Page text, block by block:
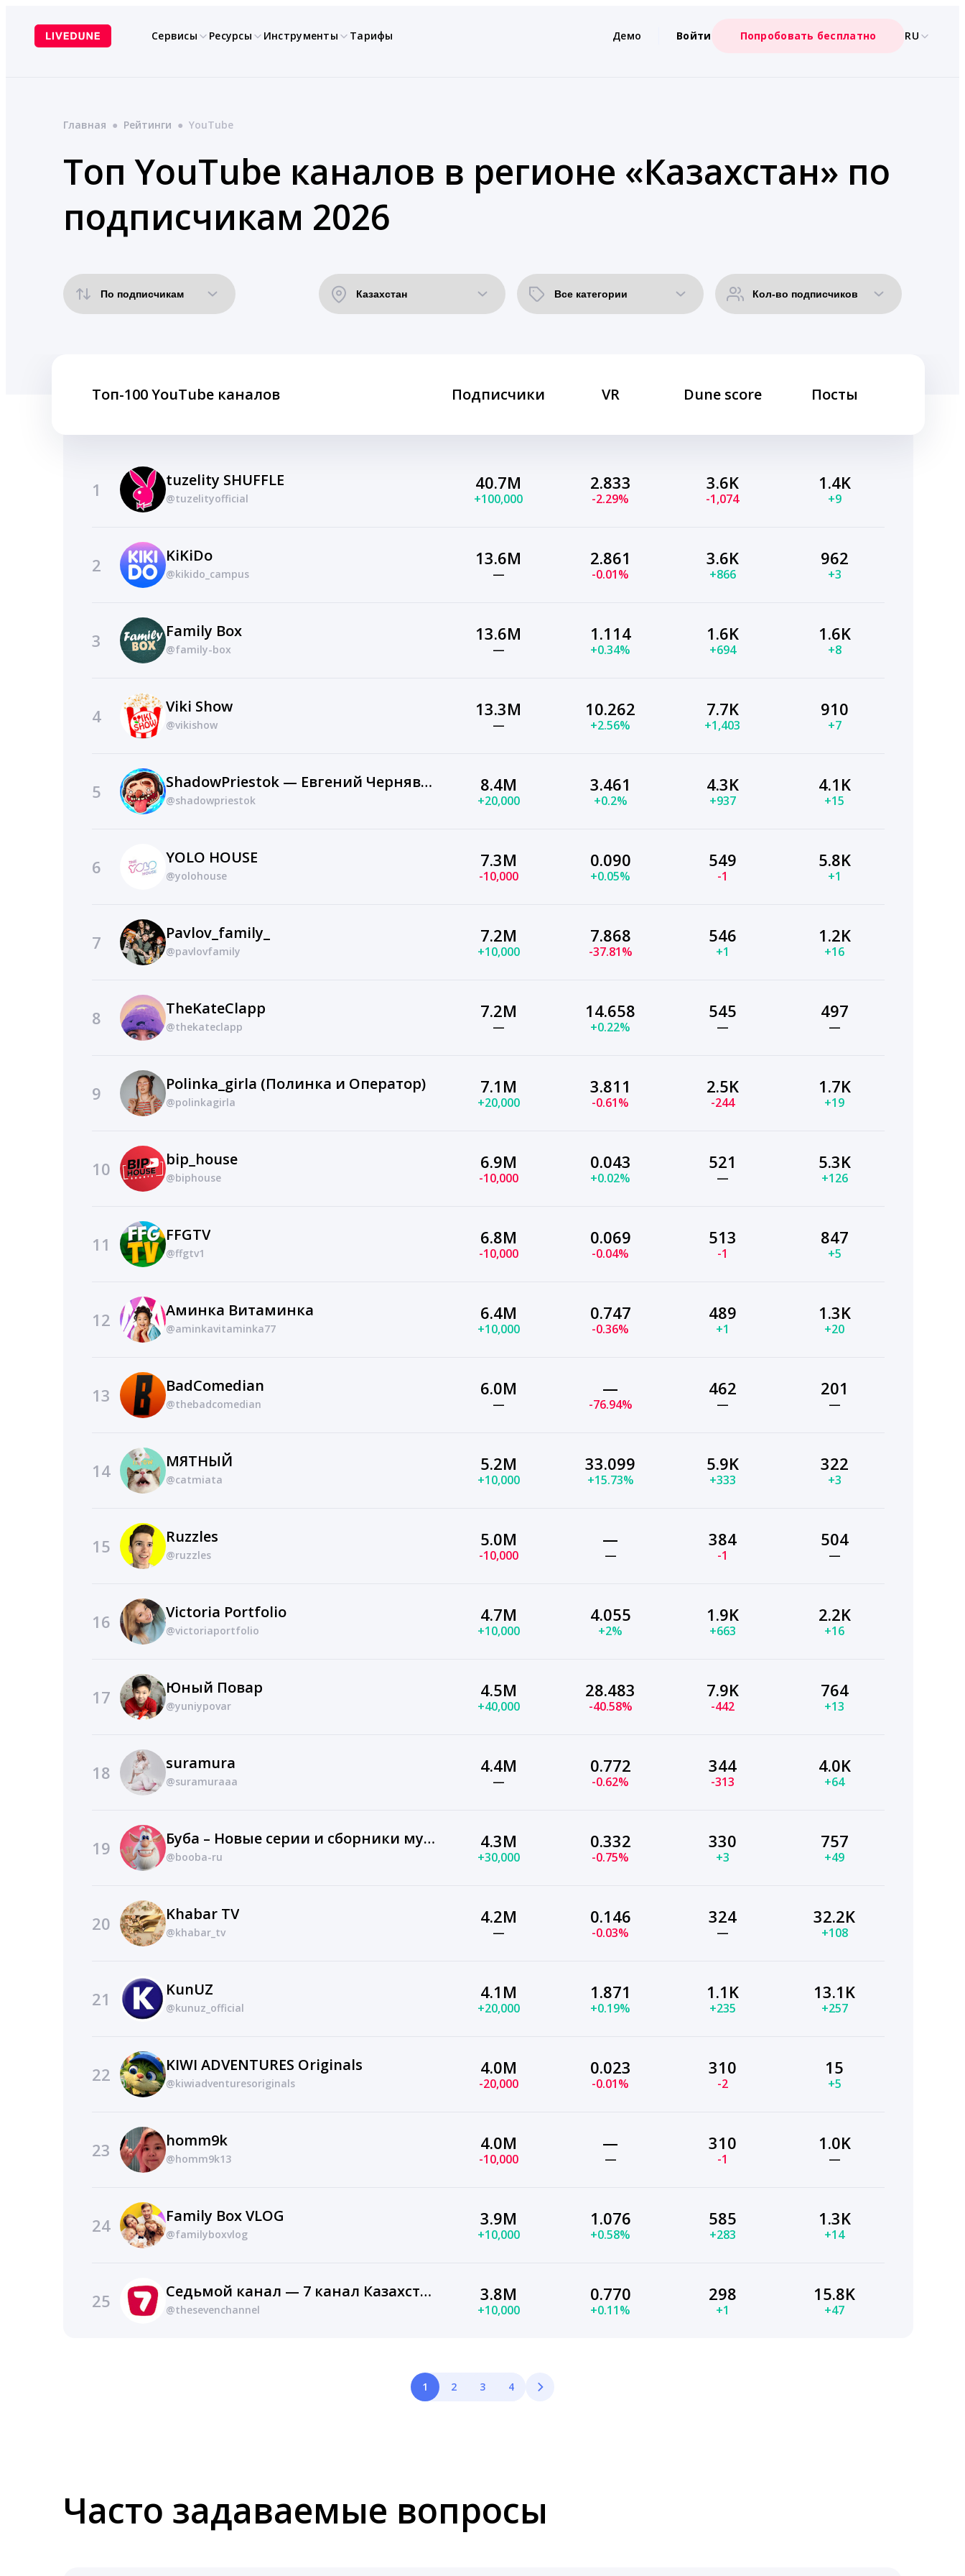
содержимому
Сервисы Ресурсы Инструменты Тарифы Демо Войти Попробовать бесплатно RU
Главная ● Рейтинги ● YouTube
Топ YouTube каналов в регионе «Казахстан» по
подписчикам 2026
Топ-100 YouTube каналов Подписчики VR Dune score Посты
1 tuzelity SHUFFLE
@tuzelityofficial
40.7M
+100,000
2.833
-2.29%
3.6K
-1,074
1.4K
+9
2 KiKiDo
@kikido_campus
13.6M
—
2.861
-0.01%
3.6K
+866
962
+3
3 Family Box
@family-box
13.6M
—
1.114
+0.34%
1.6K
+694
1.6K
+8
4 Viki Show
@vikishow
13.3M
—
10.262
+2.56%
7.7K
+1,403
910
+7
5 ShadowPriestok — Евгений Чернявский
@shadowpriestok
8.4M
+20,000
3.461
+0.2%
4.3K
+937
4.1K
+15
6 YOLO HOUSE
@yolohouse
7.3M
-10,000
0.090
+0.05%
549
-1
5.8K
+1
7 Pavlov_family_
@pavlovfamily
7.2M
+10,000
7.868
-37.81%
546
+1
1.2K
+16
8 TheKateClapp
@thekateclapp
7.2M
—
14.658
+0.22%
545
—
497
—
9 Polinka_girla (Полинка и Оператор)
@polinkagirla
7.1M
+20,000
3.811
-0.61%
2.5K
-244
1.7K
+19
10 bip_house
@biphouse
6.9M
-10,000
0.043
+0.02%
521
—
5.3K
+126
11 FFGTV
@ffgtv1
6.8M
-10,000
0.069
-0.04%
513
-1
847
+5
12 Аминка Витаминка
@aminkavitaminka77
6.4M
+10,000
0.747
-0.36%
489
+1
1.3K
+20
13 BadComedian
@thebadcomedian
6.0M
—
—
-76.94%
462
—
201
—
14 МЯТНЫЙ
@catmiata
5.2M
+10,000
33.099
+15.73%
5.9K
+333
322
+3
15 Ruzzles
@ruzzles
5.0M
-10,000
—
—
384
-1
504
—
16 Victoria Portfolio
@victoriaportfolio
4.7M
+10,000
4.055
+2%
1.9K
+663
2.2K
+16
17 Юный Повар
@yuniypovar
4.5M
+40,000
28.483
-40.58%
7.9K
-442
764
+13
18 suramura
@suramuraaa
4.4M
—
0.772
-0.62%
344
-313
4.0K
+64
19 Буба – Новые серии и сборники мультфильма
@booba-ru
4.3M
+30,000
0.332
-0.75%
330
+3
757
+49
20 Khabar TV
@khabar_tv
4.2M
—
0.146
-0.03%
324
—
32.2K
+108
21 KunUZ
@kunuz_official
4.1M
+20,000
1.871
+0.19%
1.1K
+235
13.1K
+257
22 KIWI ADVENTURES Originals
@kiwiadventuresoriginals
4.0M
-20,000
0.023
-0.01%
310
-2
15
+5
23 homm9k
@homm9k13
4.0M
-10,000
—
—
310
-1
1.0K
—
24 Family Box VLOG
@familyboxvlog
3.9M
+10,000
1.076
+0.58%
585
+283
1.3K
+14
25 Седьмой канал — 7 канал Казахстан
@thesevenchannel
3.8M
+10,000
0.770
+0.11%
298
+1
15.8K
+47
1 2 3 4
Часто задаваемые вопросы